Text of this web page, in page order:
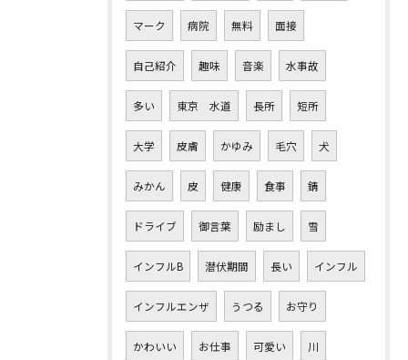
マーク 病院 無料 面接
自己紹介 趣味 音楽 水事故
多い 東京 水道 長所 短所
大学 皮膚 かゆみ 毛穴 犬
みかん 皮 健康 食事 錆
ドライブ 御言葉 励まし 雪
インフルB 潜伏期間 長い インフル
インフルエンザ うつる お守り
かわいい お仕事 可愛い 川